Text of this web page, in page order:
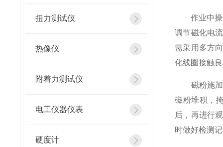
扭力测试仪
热像仪
附着力测试仪
电工仪器仪表
硬度计
作业中操作
调节磁化电
需采用多方
化线圈接触
磁粉施加环
磁粉堆积，
后，再进行
时做好检测